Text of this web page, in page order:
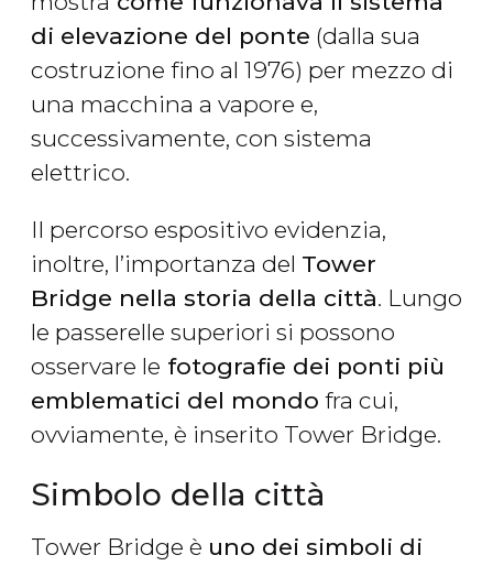
di elevazione del ponte (dalla sua
costruzione fino al 1976) per mezzo di
una macchina a vapore e,
successivamente, con sistema
elettrico.
Il percorso espositivo evidenzia,
inoltre, l’importanza del Tower
Bridge nella storia della città. Lungo
le passerelle superiori si possono
osservare le fotografie dei ponti più
emblematici del mondo fra cui,
ovviamente, è inserito Tower Bridge.
Simbolo della città
Tower Bridge è uno dei simboli di